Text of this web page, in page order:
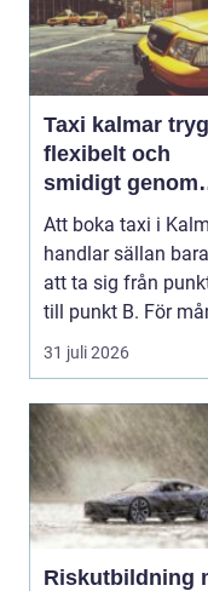
Taxi kalmar tryggt,
flexibelt och
smidigt genom
hela resan
Att boka taxi i
handlar sällan
att ta sig från
till punkt B. För
är res...
31 juli 2026
Riskutbildning mer